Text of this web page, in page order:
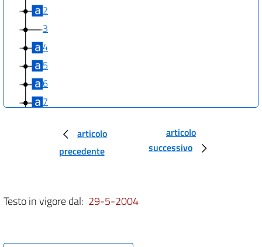
2
3
4
5
6
7
12
14
articolo
precedente
articolo
successivo
Testo in vigore dal: 29-5-2004